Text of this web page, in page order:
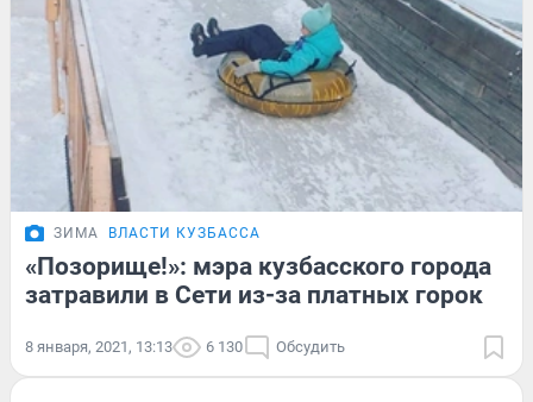
ЗИМА ВЛАСТИ КУЗБАССА
«Позорище!»: мэра кузбасского города
затравили в Сети из-за платных горок
8 января, 2021, 13:13 6 130 Обсудить